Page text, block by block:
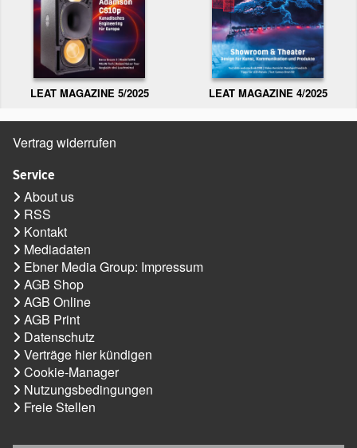
LEAT MAGAZINE 5/2025 LEAT MAGAZINE 4/2025
Vertrag widerrufen
Service
About us
RSS
Kontakt
Mediadaten
Ebner Media Group: Impressum
AGB Shop
AGB Online
AGB Print
Datenschutz
Verträge hier kündigen
Cookie-Manager
Nutzungsbedingungen
Freie Stellen